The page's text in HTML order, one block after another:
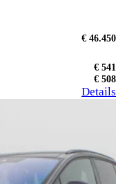
€ 46.450
€ 541
€ 508
Details